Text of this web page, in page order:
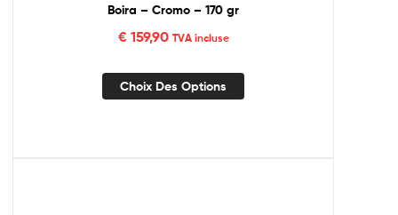
Boira – Cromo – 170 gr
€159,90 TVA incluse
Choix Des Options